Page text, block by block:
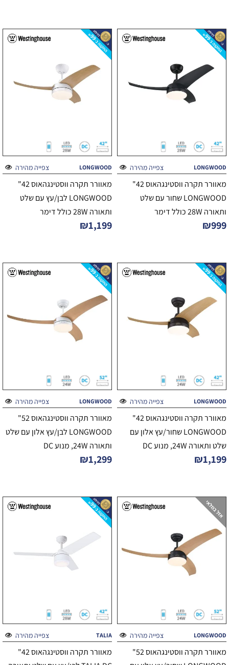
צפייה מהירה LONGWOOD
מאוורר תקרה ווסטינגהאוס 42"
LONGWOOD שחור עם שלט
ותאורה 28W כולל דימר
₪999
צפייה מהירה LONGWOOD
מאוורר תקרה ווסטינגהאוס 42"
LONGWOOD לבן/עץ עם שלט
ותאורה 28W כולל דימר
₪1,199
צפייה מהירה LONGWOOD
מאוורר תקרה ווסטינגהאוס 42"
LONGWOOD שחור/עץ אלון עם
שלט ותאורה 24W, מנוע DC
₪1,199
צפייה מהירה LONGWOOD
מאוורר תקרה ווסטינגהאוס 52"
LONGWOOD לבן/עץ אלון עם שלט
ותאורה 24W, מנוע DC
₪1,299
צפייה מהירה LONGWOOD
מאוורר תקרה ווסטינגהאוס 52"
צפייה מהירה TALIA
מאוורר תקרה ווסטינגהאוס 42"